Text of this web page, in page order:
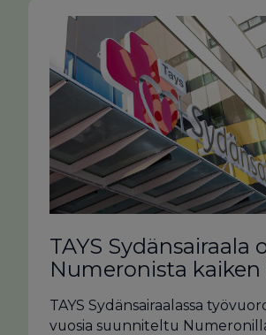
TAYS Sydän­sairaala
Numeronista kaiken
TAYS Sydänsairaalassa
vuosia suunniteltu